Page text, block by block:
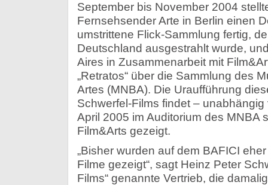
September bis November 2004
Fernsehsender Arte in Berlin einen
umstrittene Flick-Sammlung fertig,
Deutschland ausgestrahlt wurde,
Aires in Zusammenarbeit mit
„Retratos“ über die Sammlung des
Artes (MNBA). Die Uraufführung
Schwerfel-Films findet –
April 2005 im Auditorium des MNBA
Film&Arts gezeigt.
„Bisher wurden auf dem BAFICI
Filme gezeigt“, sagt Heinz Peter
Films“ genannte Vertrieb, die